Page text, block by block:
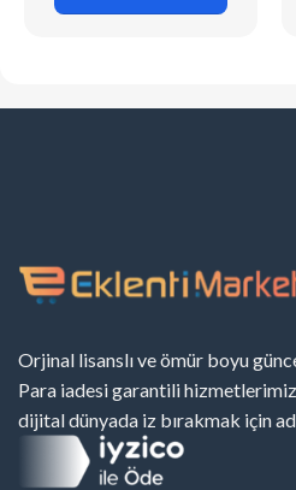
Orjinal lisanslı ve ömür boyu
Para iadesi garantili
dijital dünyada iz bırakmak için